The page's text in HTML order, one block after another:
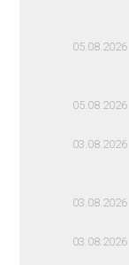
05.08.2026
05.08.2026
03.08.2026
03.08.2026
03.08.2026